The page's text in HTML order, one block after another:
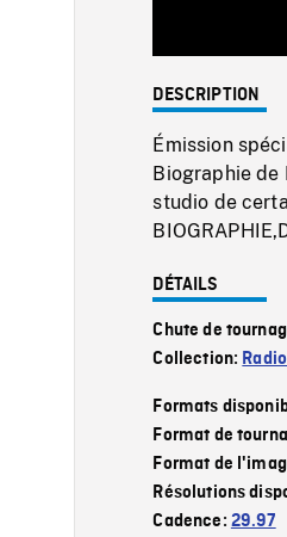
DESCRIPTION
Émission
Biographie de
studio de
DÉTAILS
Chute de
Collection:
Formats
Format de
Format de
Résolutions
Cadence: 29.97